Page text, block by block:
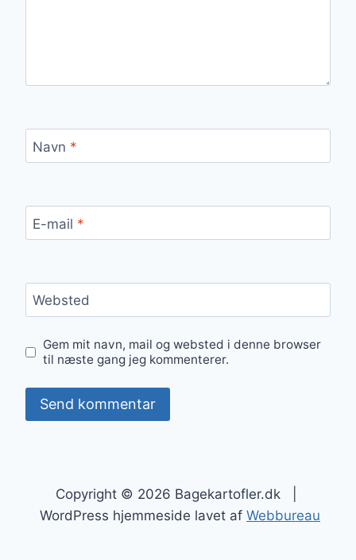
Navn *
E-mail *
Websted
Gem mit navn, mail og websted i denne browser
til næste gang jeg kommenterer.
Copyright © 2026 Bagekartofler.dk |
WordPress hjemmeside lavet af Webbureau